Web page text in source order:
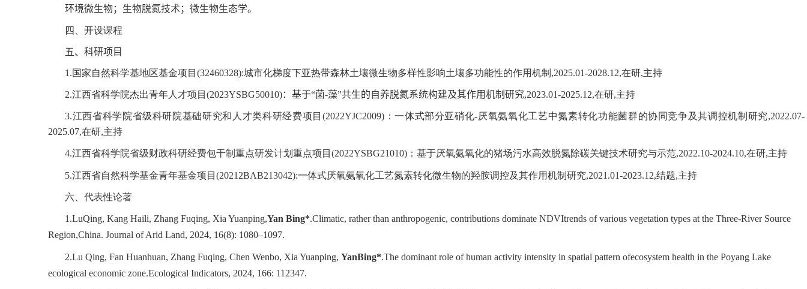
环境微生物；生物脱氮技术；微生物生态学。
四、开设课程
五、 科研项目
1.国家自然科学基地区基金项目 (32460328):城市化梯度下亚热带森林土壤微生物多样性影响土壤多功能性的作用机制 ,2025.01-2028.12,在研,主持
2.江西省科学院杰出青年人才项目 (2023YSBG50010)：基于“菌-藻”共生的自养脱氮系统构建及其作用机制研究,2023.01-2025.12,在研,主持
3.江西省科学院省级科研院基础研究和人才类科研经费项目 (2022YJC2009)：一体式部分亚硝化-厌氧氨氧化工艺中氮素转化功能菌群的协同竞争及其调控机制研究,2022.07-
2025.07,在研,主持
4.江西省科学院省级财政科研经费包干制重点研发计划重点项目 (2022YSBG21010)：基于厌氧氨氧化的猪场污水高效脱氮除碳关键技术研究与示范,2022.10-2024.10,在研,主持
5.江西省自然科学基金青年基金项目 (20212BAB213042):一体式厌氧氨氧化工艺氮素转化微生物的羟胺调控及其作用机制研究,2021.01-2023.12,结题,主持
六、代表性论著
1.LuQing, Kang Haili, Zhang Fuqing, Xia Yuanping,Yan Bing*.Climatic, rather than anthropogenic, contributions dominate NDVItrends of various vegetation types at the Three-River Source
Region,China. Journal of Arid Land, 2024, 16(8): 1080–1097.
2.Lu Qing, Fan Huanhuan, Zhang Fuqing, Chen Wenbo, Xia Yuanping, YanBing*.The dominant role of human activity intensity in spatial pattern ofecosystem health in the Poyang Lake
ecological economic zone.Ecological Indicators, 2024, 166: 112347.